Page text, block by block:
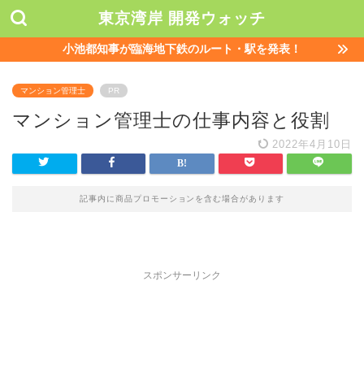
東京湾岸 開発ウォッチ
小池都知事が臨海地下鉄のルート・駅を発表！
マンション管理士 PR
マンション管理士の仕事内容と役割
2022年4月10日
記事内に商品プロモーションを含む場合があります
スポンサーリンク